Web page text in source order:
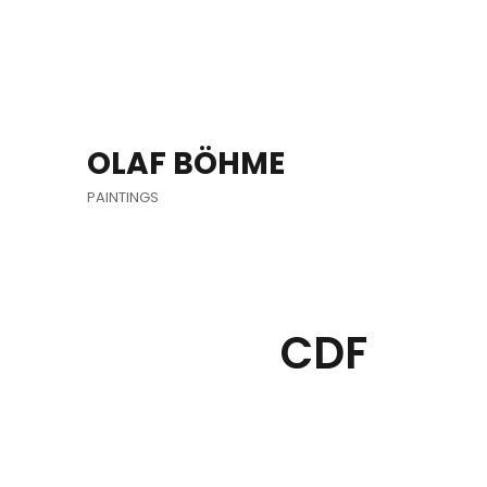
OLAF BÖHME
PAINTINGS
CDF